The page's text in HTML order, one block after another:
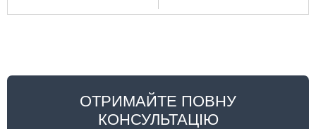
ОТРИМАЙТЕ ПОВНУ
КОНСУЛЬТАЦІЮ